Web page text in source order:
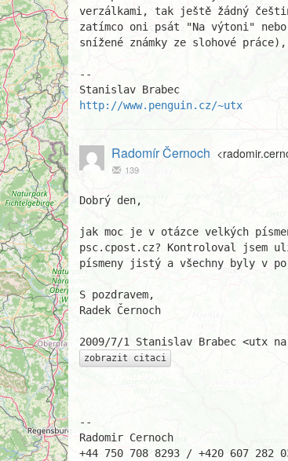
verzálkami, tak ještě žádný
zatímco oni psát "Na výtoni"
snížené známky ze slohové
--
http://www.penguin.cz/~utx
Radomír Černoch
139
Dobrý den,
jak moc je v otázce velkých
psc.cpost.cz? Kontroloval jsem
písmeny jistý a všechny byly v
S pozdravem,
Radek Černoch
zobrazit citaci
--
Radomir Cernoch
+44 750 708 8293 / +420 607 282